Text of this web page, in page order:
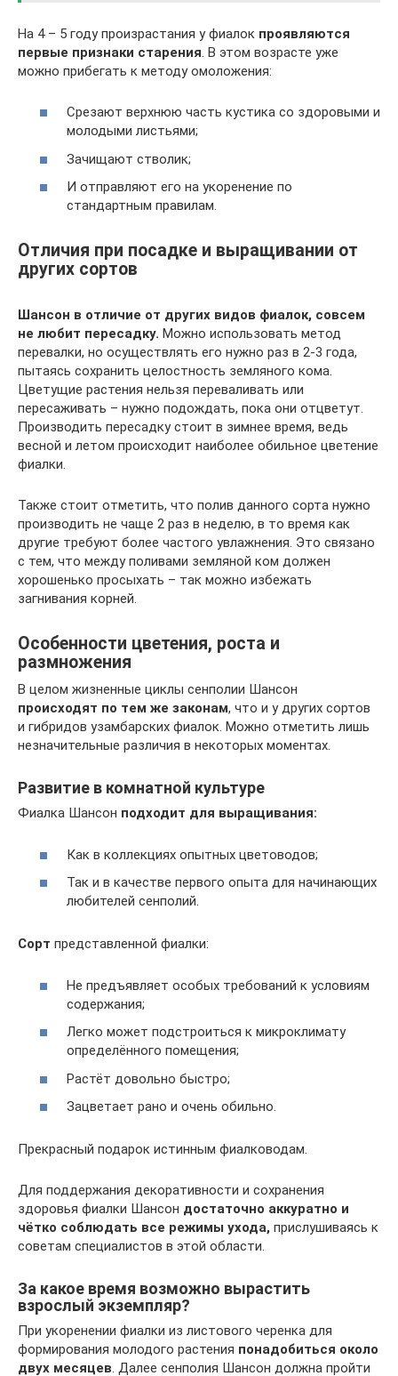
На 4 – 5 году произрастания у фиалок проявляются
первые признаки старения . В этом возрасте уже
можно прибегать к методу омоложения:
Срезают верхнюю часть кустика со здоровыми и
молодыми листьями;
Зачищают стволик;
И отправляют его на укоренение по
стандартным правилам.
Отличия при посадке и выращивании от
других сортов
Шансон в отличие от других видов фиалок, совсем
не любит пересадку. Можно использовать метод
перевалки, но осуществлять его нужно раз в 2-3 года,
пытаясь сохранить целостность земляного кома.
Цветущие растения нельзя переваливать или
пересаживать – нужно подождать, пока они отцветут.
Производить пересадку стоит в зимнее время, ведь
весной и летом происходит наиболее обильное цветение
фиалки.
Также стоит отметить, что полив данного сорта нужно
производить не чаще 2 раз в неделю, в то время как
другие требуют более частого увлажнения. Это связано
с тем, что между поливами земляной ком должен
хорошенько просыхать – так можно избежать
загнивания корней.
Особенности цветения, роста и
размножения
В целом жизненные циклы сенполии Шансон
происходят по тем же законам, что и у других сортов
и гибридов узамбарских фиалок. Можно отметить лишь
незначительные различия в некоторых моментах.
Развитие в комнатной культуре
Фиалка Шансон подходит для выращивания:
Как в коллекциях опытных цветоводов;
Так и в качестве первого опыта для начинающих
любителей сенполий.
Сорт представленной фиалки:
Не предъявляет особых требований к условиям
содержания;
Легко может подстроиться к микроклимату
определённого помещения;
Растёт довольно быстро;
Зацветает рано и очень обильно.
Прекрасный подарок истинным фиалководам.
Для поддержания декоративности и сохранения
здоровья фиалки Шансон достаточно аккуратно и
чётко соблюдать все режимы ухода, прислушиваясь к
советам специалистов в этой области.
За какое время возможно вырастить
взрослый экземпляр?
При укоренении фиалки из листового черенка для
формирования молодого растения понадобиться около
двух месяцев. Далее сенполия Шансон должна пройти